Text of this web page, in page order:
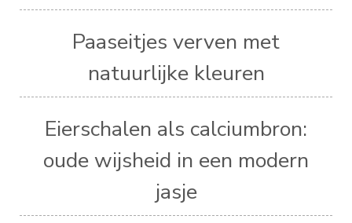
Paaseitjes verven met
natuurlijke kleuren
Eierschalen als calciumbron:
oude wijsheid in een modern
jasje